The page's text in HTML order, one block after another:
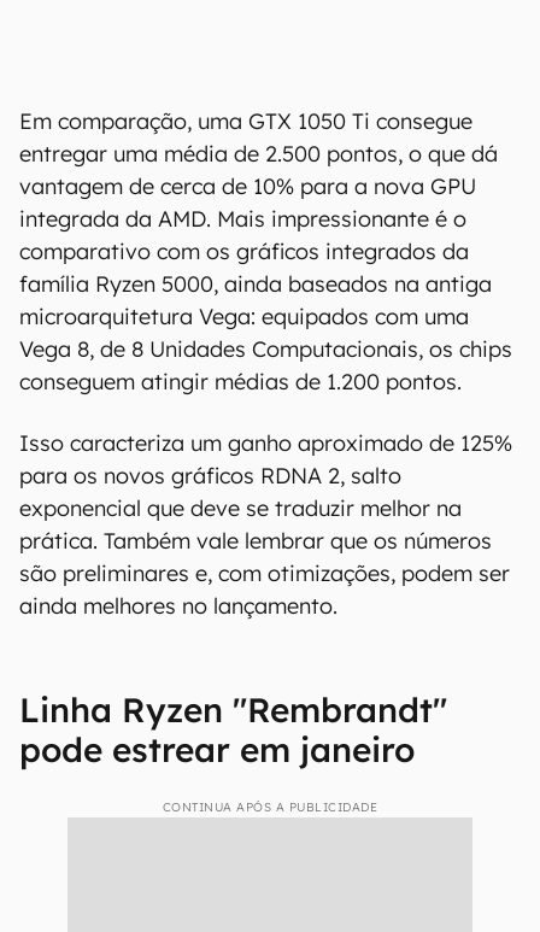
Em comparação, uma GTX 1050 Ti consegue
entregar uma média de 2.500 pontos, o que dá
vantagem de cerca de 10% para a nova GPU
integrada da AMD. Mais impressionante é o
comparativo com os gráficos integrados da
família Ryzen 5000, ainda baseados na antiga
microarquitetura Vega: equipados com uma
Vega 8, de 8 Unidades Computacionais, os chips
conseguem atingir médias de 1.200 pontos.
Isso caracteriza um ganho aproximado de 125%
para os novos gráficos RDNA 2, salto
exponencial que deve se traduzir melhor na
prática. Também vale lembrar que os números
são preliminares e, com otimizações, podem ser
ainda melhores no lançamento.
Linha Ryzen "Rembrandt"
pode estrear em janeiro
CONTINUA APÓS A PUBLICIDADE